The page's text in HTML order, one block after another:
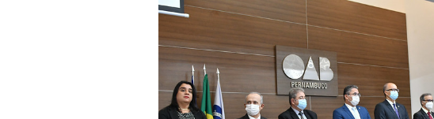
Ela frisou que a LGBTQIA+fobia pode
machismo, misoginia, capacitismo,
que conseguimos direitos. Assim,
para proteger os grupos vulneráveis",